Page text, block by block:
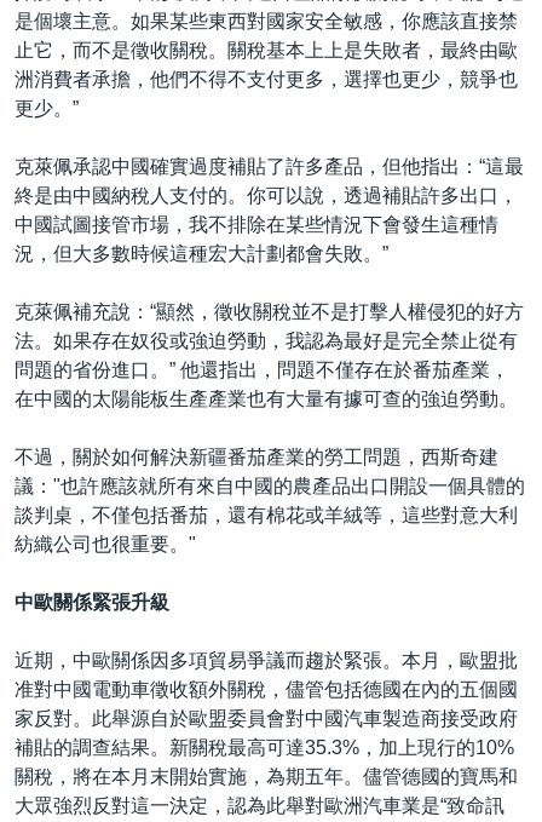
是個壞主意。如果某些東西對國家安全敏感，你應該直接禁
止它，而不是徵收關稅。關稅基本上上是失敗者，最終由歐
洲消費者承擔，他們不得不支付更多，選擇也更少，競爭也
更少。”
克萊佩承認中國確實過度補貼了許多產品，但他指出：“這最
終是由中國納稅人支付的。你可以說，透過補貼許多出口，
中國試圖接管市場，我不排除在某些情況下會發生這種情
況，但大多數時候這種宏大計劃都會失敗。”
克萊佩補充說：“顯然，徵收關稅並不是打擊人權侵犯的好方
法。如果存在奴役或強迫勞動，我認為最好是完全禁止從有
問題的省份進口。” 他還指出，問題不僅存在於番茄產業，
在中國的太陽能板生產產業也有大量有據可查的強迫勞動。
不過，關於如何解決新疆番茄產業的勞工問題，西斯奇建
議："也許應該就所有來自中國的農產品出口開設一個具體的
談判桌，不僅包括番茄，還有棉花或羊絨等，這些對意大利
紡織公司也很重要。"
中歐關係緊張升級
近期，中歐關係因多項貿易爭議而趨於緊張。本月，歐盟批
准對中國電動車徵收額外關稅，儘管包括德國在內的五個國
家反對。此舉源自於歐盟委員會對中國汽車製造商接受政府
補貼的調查結果。新關稅最高可達35.3%，加上現行的10%
關稅，將在本月末開始實施，為期五年。儘管德國的寶馬和
大眾強烈反對這一決定，認為此舉對歐洲汽車業是“致命訊